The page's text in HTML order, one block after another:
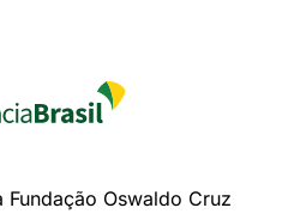
Oswaldo Cruz